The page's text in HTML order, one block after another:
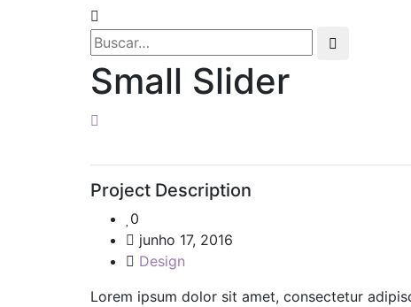
Small Slider
Project Description
0
junho 17, 2016
Design
Lorem ipsum dolor sit amet, consectetur